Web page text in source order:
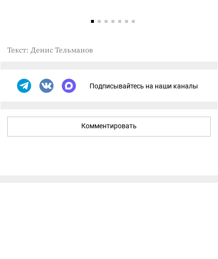
Текст: Денис Тельманов
Подписывайтесь на наши каналы
Комментировать